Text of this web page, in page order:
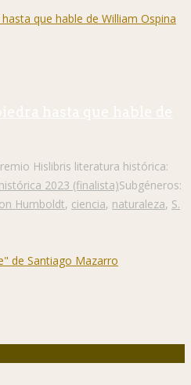
hasta que hable de
Hislibris literatura histórica:
2023 (finalista)Subgéneros:
Humboldt, ciencia, naturaleza, S.